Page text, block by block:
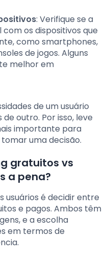
: Verifique se a
os dispositivos que
como smartphones,
de jogos. Alguns
melhor em
de um usuário
outro. Por isso, leve
importante para
uma decisão.
gratuitos vs
a pena?
usuários é decidir entre
e pagos. Ambos têm
e a escolha
em termos de